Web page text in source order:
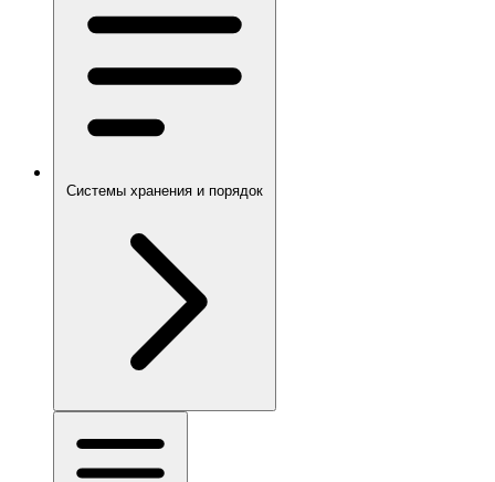
Системы хранения и порядок